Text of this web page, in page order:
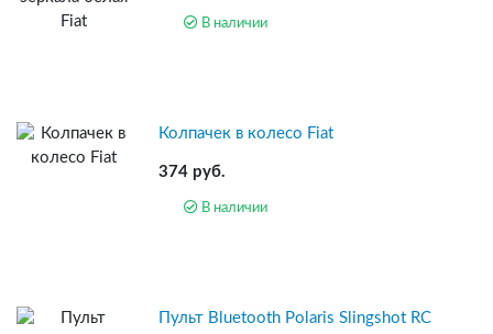
В наличии
Колпачек в колесо Fiat
374 руб.
В наличии
Пульт Bluetooth Polaris Slingshot RC